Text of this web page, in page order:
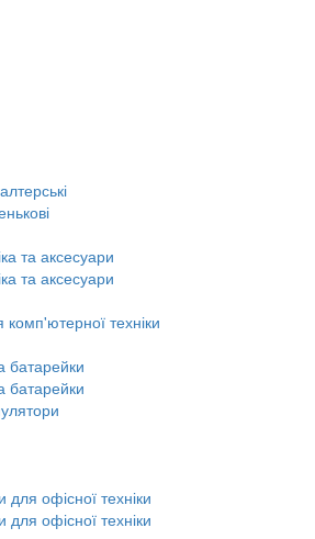
та аксесуари
та аксесуари
комп'ютерної техніки
батарейки
батарейки
для офісної техніки
для офісної техніки